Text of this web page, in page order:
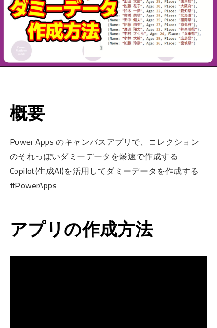
概要
Power Apps のキャンバスアプリで、コレクション
のそれっぽいダミーデータを爆速で作成する
Copilot(生成AI)を活用してダミーデータを作成する
#PowerApps
アプリの作成方法